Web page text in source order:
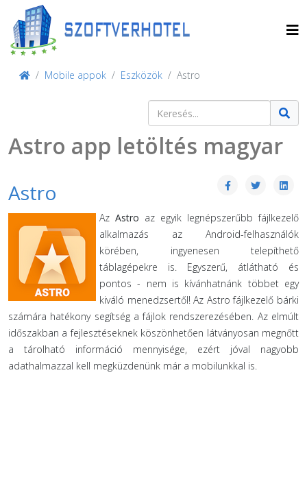
Mobile appok Eszközök Astro
Keresés
Astro app letöltés magyar
Astro
Az Astro az egyik legnépszerűbb fájlkezelő
alkalmazás az Android-felhasználók
körében, ingyenesen telepíthető
táblagépekre is. Egyszerű, átlátható és
pontos - nem is kívánhatnánk többet egy
kiváló menedzsertől! Az Astro fájlkezelő bárki
számára hatékony segítség a fájlok rendszerezésében. Az elmúlt
időszakban a fejlesztéseknek köszönhetően látványosan megnőtt
a tárolható információ mennyisége, ezért jóval nagyobb
adathalmazzal kell megküzdenünk már a mobilunkkal is.